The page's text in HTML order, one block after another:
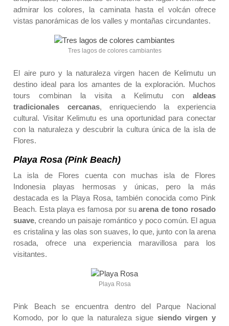
admirar los colores, la caminata hasta el volcán ofrece
vistas panorámicas de los valles y montañas circundantes.
Tres lagos de colores cambiantes
El aire puro y la naturaleza virgen hacen de Kelimutu un
destino ideal para los amantes de la exploración. Muchos
tours combinan la visita a Kelimutu con aldeas
tradicionales cercanas, enriqueciendo la experiencia
cultural. Visitar Kelimutu es una oportunidad para conectar
con la naturaleza y descubrir la cultura única de la isla de
Flores.
Playa Rosa (Pink Beach)
La isla de Flores cuenta con muchas isla de Flores
Indonesia playas hermosas y únicas, pero la más
destacada es la Playa Rosa, también conocida como Pink
Beach. Esta playa es famosa por suarena de tono rosado
suave, creando un paisaje romántico y poco común. El agua
es cristalina y las olas son suaves, lo que, junto con la arena
rosada, ofrece una experiencia maravillosa para los
visitantes.
Playa Rosa
Pink Beach se encuentra dentro del Parque Nacional
Komodo, por lo que la naturaleza sigue siendo virgen y